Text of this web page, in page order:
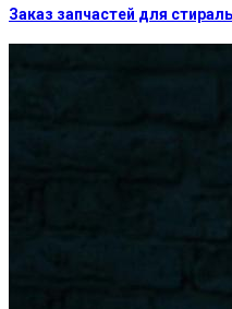
Заказ запчастей для